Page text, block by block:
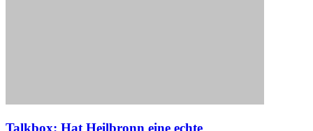
Talkbox: Hat Heilbronn eine echte